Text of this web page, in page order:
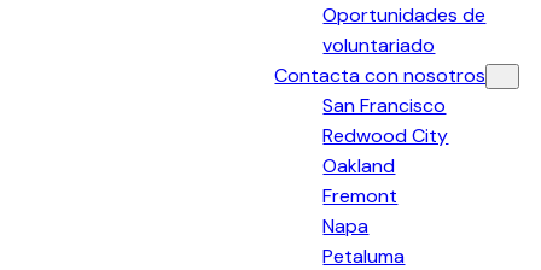
Oportunidades de
voluntariado
Contacta con nosotros
San Francisco
Redwood City
Oakland
Fremont
Napa
Petaluma